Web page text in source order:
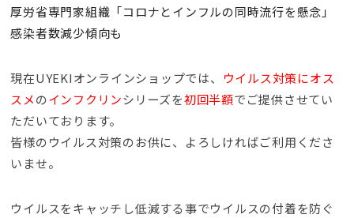
厚労省専門家組織「コロナとインフルの同時流行を懸念」
感染者数減少傾向も
現在UYEKIオンラインショップでは、
ウイルス対策にオス
スメのインフクリンシリーズを初回半額でご提供させてい
ただいております。
皆様のウイルス対策のお供に、よろしければご利用くださ
いませ。
ウイルスをキャッチし低減する事でウイルスの付着を防ぐ